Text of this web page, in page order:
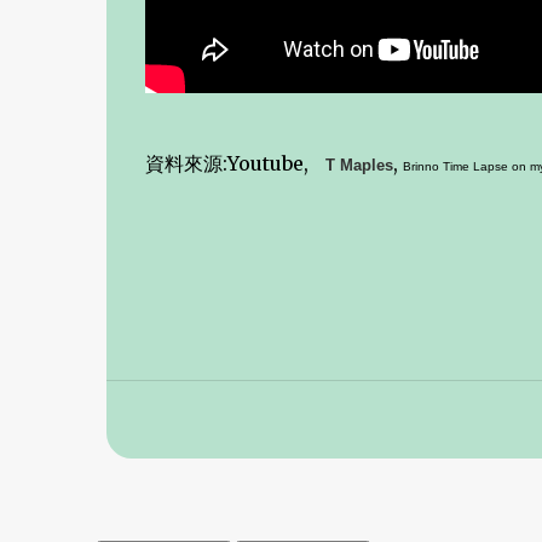
資料來源:Youtube, T Maples, Brinno Time Lapse on